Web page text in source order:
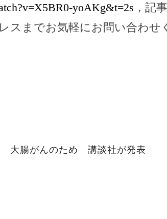
yoAKg&t=2s ，記
スまでお気軽にお問い合わせ
大腸がんのため 講談社が発表